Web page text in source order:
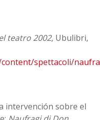
teatro 2002, Ubulibri,
spettacoli/
intervención sobre el